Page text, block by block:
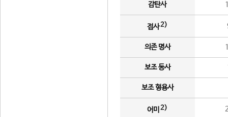
감탄사
접사2)
의존 명사
보조 동사
보조 형용사
어미 2)